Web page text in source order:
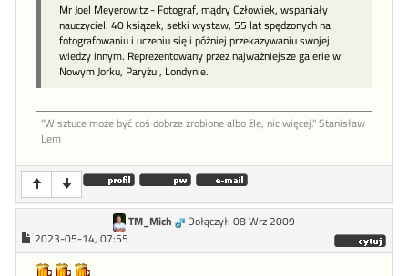
Mr Joel Meyerowitz - Fotograf, mądry Człowiek, wspaniały
nauczyciel. 40 książek, setki wystaw, 55 lat spędzonych na
fotografowaniu i uczeniu się i później przekazywaniu swojej
wiedzy innym. Reprezentowany przez najważniejsze galerie w
Nowym Jorku, Paryżu , Londynie.
"W sztu­ce może być coś dob­rze zro­bione al­bo źle, nic więcej." Stanisław
Lem
TM_Mich
Dołączył: 08 Wrz 2009
2023-05-14, 07:55